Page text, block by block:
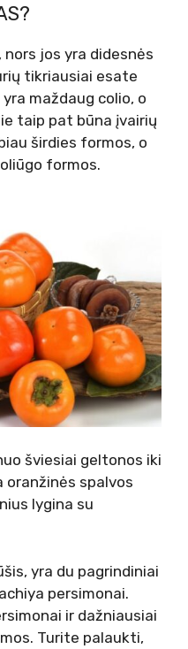
nors jos yra didesnės
tikriausiai esate
maždaug colio, o
taip pat būna įvairių
širdies formos, o
formos.
šviesiai geltonos iki
oranžinės spalvos
lygina su
yra du pagrindiniai
persimonai.
ir dažniausiai
Turite palaukti,